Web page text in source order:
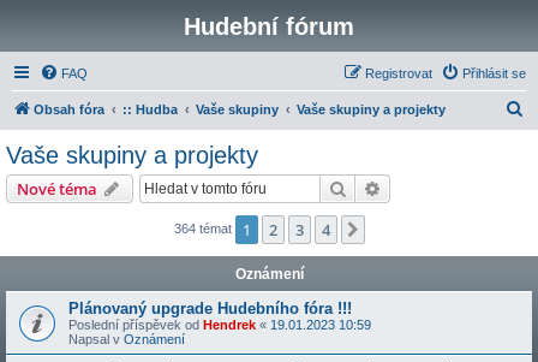
Hudební fórum
FAQ Přihlásit se
Registrovat
Obsah fóra :: Hudba Vaše skupiny Vaše skupiny a projekty
Vaše skupiny a projekty
Nové téma Hledat
364 témat 1 2 3 4
Oznámení
Plánovaný upgrade Hudebního fóra !!!
Poslední příspěvek od Hendrek « 19.01.2023 10:59
Napsal v Oznámení